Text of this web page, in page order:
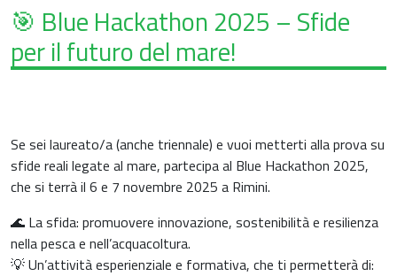
🎯 Blue Hackathon 2025 – Sfide
per il futuro del mare!
Se sei laureato/a (anche triennale) e vuoi metterti alla prova su
sfide reali legate al mare, partecipa al Blue Hackathon 2025,
che si terrà il 6 e 7 novembre 2025 a Rimini.
🌊 La sfida: promuovere innovazione, sostenibilità e resilienza
nella pesca e nell’acquacoltura.
💡 Un’attività esperienziale e formativa, che ti permetterà di: